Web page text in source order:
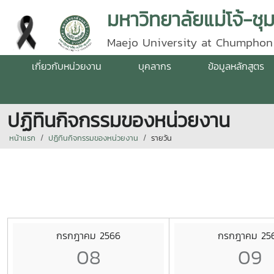
มหาวิทยาลัยแม่โจ้-ชุ
Maejo University at
เกี่ยวกับหน่วยงาน บุคลากร ข้อมูลหลักสูตร
ปฏิทินกิจกรรมของหน่วยงาน
หน้าแรก ปฏิทินกิจกรรมของหน่วยงาน รายวัน
กรกฎาคม 2566
08
กรกฎาคม
09